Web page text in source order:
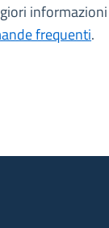
frequenti.